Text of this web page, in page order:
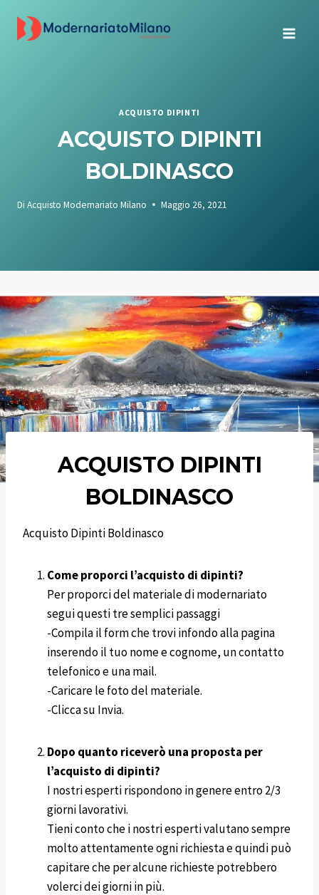
ACQUISTO DIPINTI
ACQUISTO DIPINTI
BOLDINASCO
Di Acquisto Modernariato Milano Maggio 26, 2021
ACQUISTO DIPINTI
BOLDINASCO
Acquisto Dipinti Boldinasco
Come proporci l’acquisto di dipinti?
Per proporci del materiale di modernariato
segui questi tre semplici passaggi
-Compila il form che trovi infondo alla pagina
inserendo il tuo nome e cognome, un contatto
telefonico e una mail.
-Caricare le foto del materiale.
-Clicca su Invia.
Dopo quanto riceverò una proposta per
l’acquisto di dipinti?
I nostri esperti rispondono in genere entro 2/3
giorni lavorativi.
Tieni conto che i nostri esperti valutano sempre
molto attentamente ogni richiesta e quindi può
capitare che per alcune richieste potrebbero
volerci dei giorni in più.